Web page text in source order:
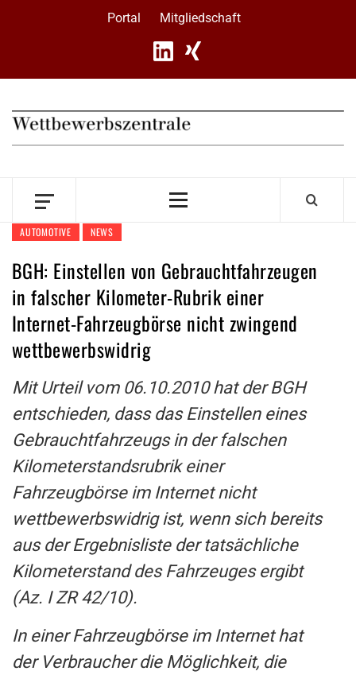
Portal Mitgliedschaft
Primary
AUTOMOTIVE NEWS
BGH: Einstellen von Gebrauchtfahrzeugen
in falscher Kilometer-Rubrik einer
Internet-Fahrzeugbörse nicht zwingend
wettbewerbswidrig
Mit Urteil vom 06.10.2010 hat der BGH
entschieden, dass das Einstellen eines
Gebrauchtfahrzeugs in der falschen
Kilometerstandsrubrik einer
Fahrzeugbörse im Internet nicht
wettbewerbswidrig ist, wenn sich bereits
aus der Ergebnisliste der tatsächliche
Kilometerstand des Fahrzeuges ergibt
(Az. I ZR 42/10).
In einer Fahrzeugbörse im Internet hat
der Verbraucher die Möglichkeit, die